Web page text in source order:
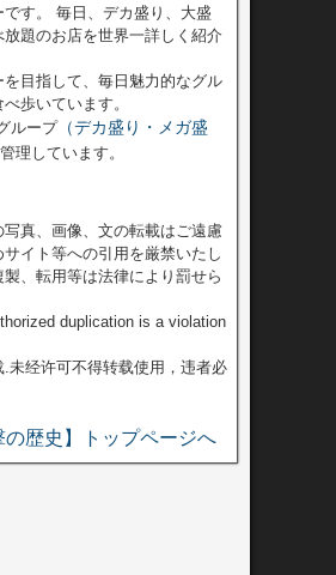
す。 毎日、デカ盛り、大盛
題のお店を世界一詳しく紹介
目指して、毎日魅力的なグル
歩いています。
ループ（デカ盛り・メガ盛
理しています。
真、画像、文の転載はご遠慮
イト等への引用を厳禁いたし
、転用等は法律により罰せら
duplication is a violation
未经许可不得转载使用，违者必
歴史】トップページへ